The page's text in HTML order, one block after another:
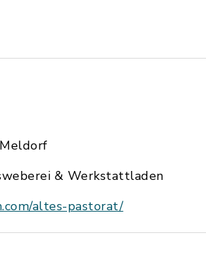
& Werkstattladen
altes-pastorat/